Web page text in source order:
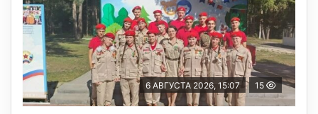
6 АВГУСТА 2026, 15:07 15